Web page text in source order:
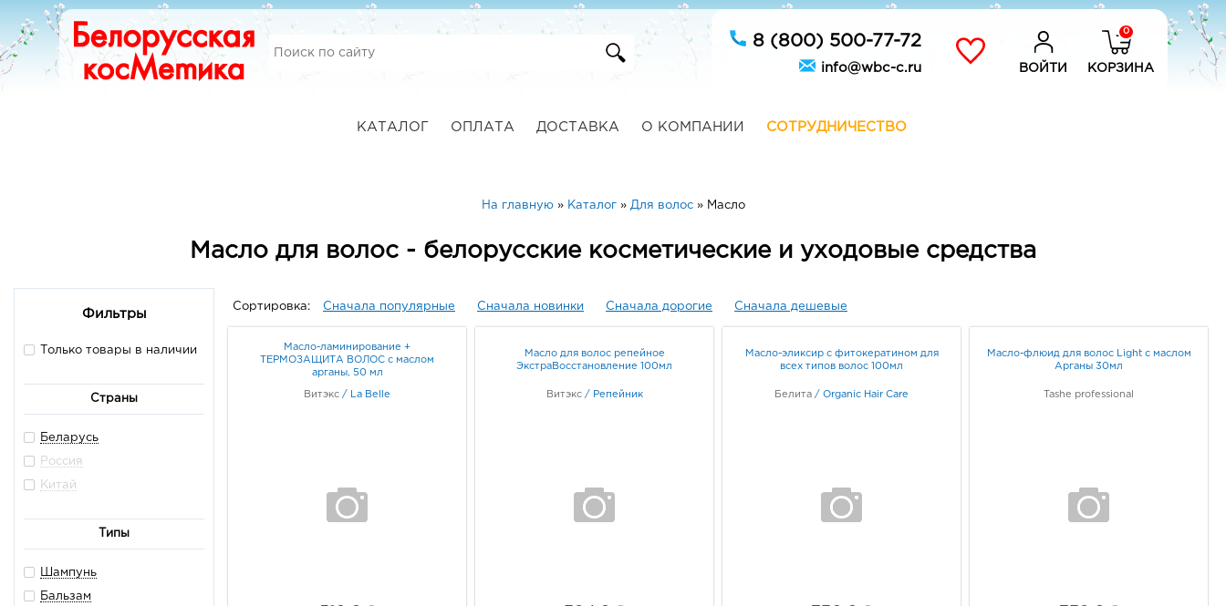
8 (800) 500-77-72
info@wbc-c.ru ВОЙТИ
0
КОРЗИНА
КАТАЛОГ ОПЛАТА ДОСТАВКА О КОМПАНИИ СОТРУДНИЧЕСТВО
На главную» Каталог» Для волос» Масло
Масло для волос - белорусские косметические и уходовые средства
Фильтры
Только товары в наличии
Страны
Беларусь
Россия
Китай
Типы
Шампунь
Бальзам
Сортировка: Сначала популярные Сначала новинки Сначала дорогие Сначала дешевые
Масло-ламинирование +
ТЕРМОЗАЩИТА ВОЛОС с маслом
арганы, 50 мл
Витэкс / La Belle
Масло для волос репейное
ЭкстраВосстановление 100мл
Витэкс / Репейник
Масло-эликсир с фитокератином для
всех типов волос 100мл
Белита / Organic Hair Care
Масло-флюид для волос Light с маслом
Арганы 30мл
Tashe professional